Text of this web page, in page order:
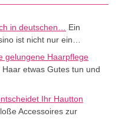
in deutschen…
Ein
ist nicht nur ein…
gelungene Haarpflege
etwas Gutes tun und
Ihr Hautton
Accessoires zur